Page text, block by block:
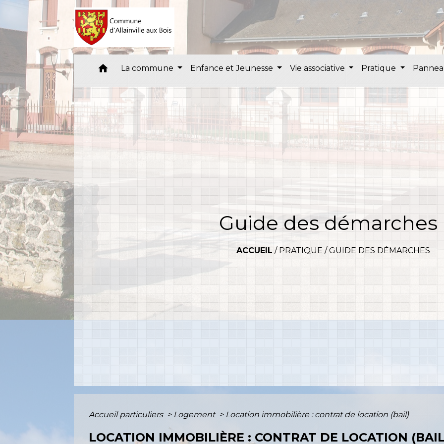
home La commune Enfance et Jeunesse Vie associative Pratique
Guide des démarches
ACCUEIL / PRATIQUE/GUIDE DES DÉMARCHES
Accueil particuliers > Logement > Location immobilière : contrat de location (bail)
LOCATION IMMOBILIÈRE : CONTRAT DE LOCATION